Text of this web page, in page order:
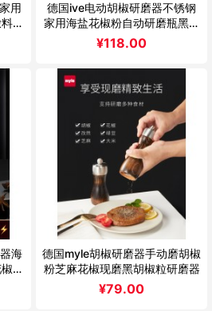
用
瓶
德国ive电动胡椒研磨器不锈钢
家用海盐花椒粉自动研磨瓶黑胡
椒粒
¥118.00
海
研
德国myle胡椒研磨器手动磨胡椒
粉芝麻花椒现磨黑胡椒粒研磨器
¥79.00